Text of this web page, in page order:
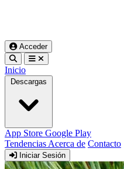
Acceder
Inicio
Descargas
App Store Google Play
Tendencias Acerca de Contacto
Iniciar Sesión